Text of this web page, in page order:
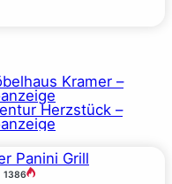
1386